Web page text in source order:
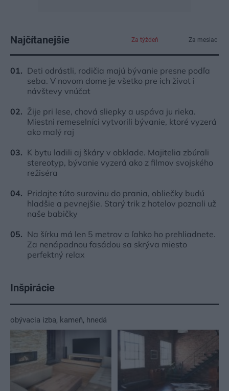
Najčítanejšie Za týždeň Za mesiac
Deti odrástli, rodičia majú bývanie presne podľa
seba. V novom dome je všetko pre ich život i
návštevy vnúčat
Žije pri lese, chová sliepky a uspáva ju rieka.
Miestni remeselníci vytvorili bývanie, ktoré vyzerá
ako malý raj
K bytu ladili aj škáry v obklade. Majitelia zbúrali
stereotyp, bývanie vyzerá ako z filmov svojského
režiséra
Pridajte túto surovinu do prania, obliečky budú
hladšie a pevnejšie. Starý trik z hotelov poznali už
naše babičky
Na šírku má len 5 metrov a ľahko ho prehliadnete.
Za nenápadnou fasádou sa skrýva miesto
perfektný relax
Inšpirácie
obývacia izba, kameň, hnedá